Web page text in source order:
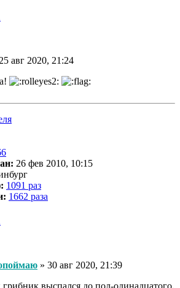
25 авг 2020, 21:24
26 фев 2010, 10:15
1091 раз
1662 раза
» 30 авг 2020, 21:39
выспался до пол-одинадцатого,